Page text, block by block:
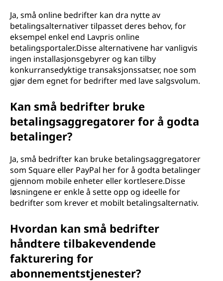
Ja, små online bedrifter kan dra nytte av
betalingsalternativer tilpasset deres behov, for
eksempel enkel end Lavpris online
betalingsportaler.Disse alternativene har vanligvis
ingen installasjonsgebyrer og kan tilby
konkurransedyktige transaksjonssatser, noe som
gjør dem egnet for bedrifter med lave salgsvolum.
Kan små bedrifter bruke
betalingsaggregatorer for å godta
betalinger?
Ja, små bedrifter kan bruke betalingsaggregatorer
som Square eller PayPal her for å godta betalinger
gjennom mobile enheter eller kortlesere.Disse
løsningene er enkle å sette opp og ideelle for
bedrifter som krever et mobilt betalingsalternativ.
Hvordan kan små bedrifter
håndtere tilbakevendende
fakturering for
abonnementstjenester?